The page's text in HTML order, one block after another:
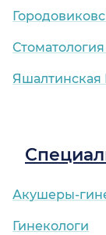
Яшалтинская
Акушеры-
Гинекологи